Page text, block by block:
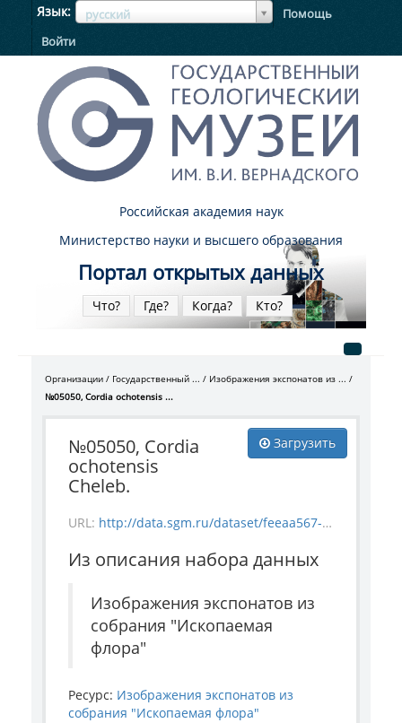
Язык русский
ЯзыкЯзык
Помощь
Войти
Российская академия наук
Министерство науки и высшего образования
Портал открытых данных
Что? Где? Когда? Кто?
Организации Государственный ...
Изображения экспонатов из ...
№05050, Cordia ochotensis ...
Загрузить
№05050, Cordia
ochotensis
Cheleb.
URL: http://data.sgm.ru/dataset/feeaa567-e841-4fc6-ab56-73987ea6492e/resource/5e8dd199-218f-4c2a-8b2a-9a6ad39540cb/download/flora_5050.jpg
Из описания набора данных
Изображения экспонатов из
собрания "Ископаемая
флора"
Ресурс: Изображения экспонатов из
собрания "Ископаемая флора"